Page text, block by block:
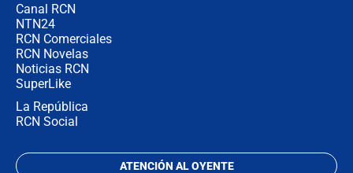
Canal RCN
NTN24
RCN Comerciales
RCN Novelas
Noticias RCN
SuperLike
La República
RCN Social
ATENCIÓN AL OYENTE